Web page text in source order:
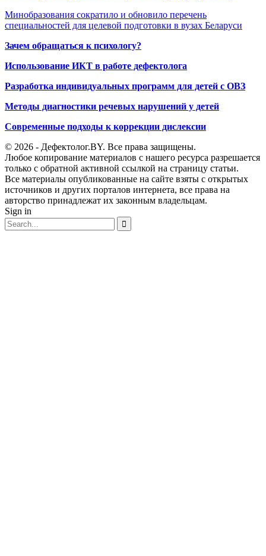
Минобразования сократило и обновило перечень
специальностей для целевой подготовки в вузах Беларуси
Зачем обращаться к психологу?
Использование ИКТ в работе дефектолога
Разработка индивидуальных программ для детей с ОВЗ
Методы диагностики речевых нарушений у детей
Современные подходы к коррекции дислексии
© 2026 - Дефектолог.BY. Все права защищены.
Любое копирование материалов с нашего ресурса разрешается
только с обратной активной ссылкой на страницу статьи.
Все материалы опубликованные на сайте взяты с открытых
источников и других порталов интернета, все права на
авторство принадлежат их законным владельцам.
Sign in